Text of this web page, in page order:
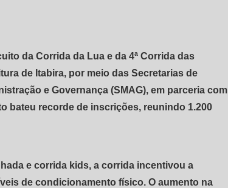
da Corrida da Lua e da 4ª Corrida das
de Itabira, por meio das Secretarias de
e Governança (SMAG), em parceria com
bateu recorde de inscrições, reunindo 1.200
e corrida kids, a corrida incentivou a
de condicionamento físico. O aumento na